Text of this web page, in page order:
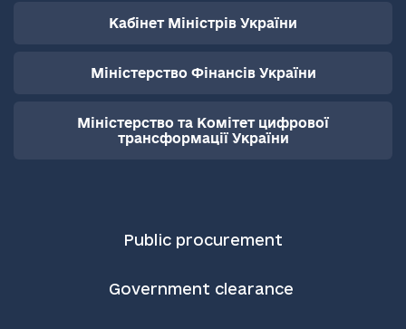
Кабінет Міністрів України
Міністерство Фінансів України
Міністерство та Комітет цифрової
трансформації України
Public procurement
Government clearance